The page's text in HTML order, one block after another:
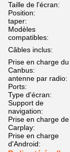
Taille de l'écran:
Position:
taper:
Modèles
compatibles:
Câbles inclus:
Prise en charge du
Canbus:
antenne par radio:
Ports:
Type d'écran:
Support de
navigation:
Prise en charge de
Carplay:
Prise en charge
d'Android: